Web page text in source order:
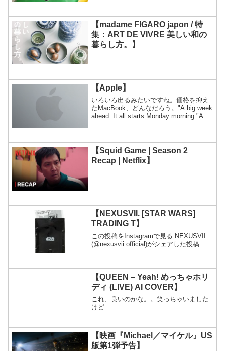
【madame FIGARO japon / 特
集：ART DE VIVRE 美しい和の
暮らし方。】
【Apple】
いろいろ出るみたいですね。価格を抑え
たMacBook、どんなだろう。"A big week
ahead. It all starts Monday morning."A
【Squid Game | Season 2
Recap | Netflix】
【NEXUSVII. [STAR WARS]
TRADING T】
この投稿をInstagramで見る NEXUSVII.
(@nexusvii.official)がシェアした投稿
【QUEEN – Yeah! めっちゃホリ
ディ (LIVE) AI COVER】
これ、良いのかな。。笑っちゃいました
けど
【映画『Michael／マイケル』US
版第1弾予告】